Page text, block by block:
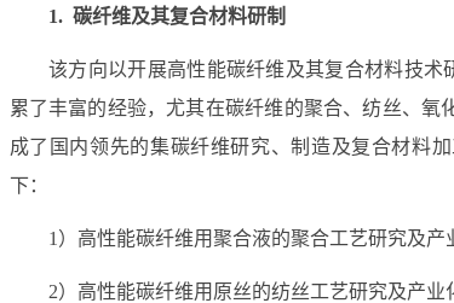
1. 碳纤维及其复合材料研制
该方向以开展高性能碳纤维及其复合材料技
累了丰富的经验，尤其在碳纤维的聚合、纺丝、
成了国内领先的集碳纤维研究、制造及复合材料
下：
1 ）高性能碳纤维用聚合液的聚合工艺研究及产
2）高性能碳纤维用原丝的纺丝工艺研究及产业